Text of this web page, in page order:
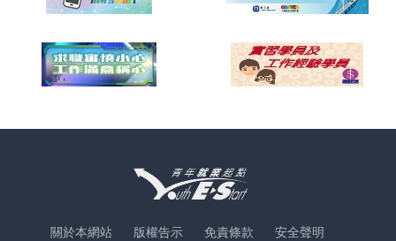
關於本網站 版權告示 免責條款 安全聲明